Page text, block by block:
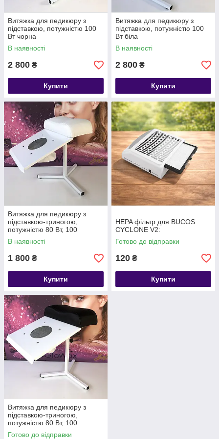
Витяжка для педикюру з
підставкою, потужністю 100
Вт чорна
В наявності
2 800 ₴
Купити
Витяжка для педикюру з
підставкою, потужністю 100
Вт біла
В наявності
2 800 ₴
Купити
Витяжка для педикюру з
підставкою-триногою,
потужністю 80 Вт, 100
кіловатт різні кольори
В наявності
1 800 ₴
Купити
HEPA фільтр для BUCOS
CYCLONE V2:
Готово до відправки
120 ₴
Купити
Витяжка для педикюру з
підставкою-триногою,
потужністю 80 Вт, 100
кіловатт різні кольори
Готово до відправки